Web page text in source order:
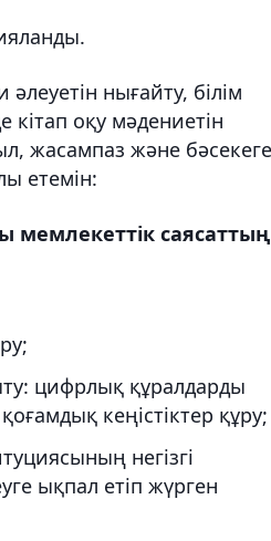
нығайту, білім
кітап оқу мәдениетін
жасампаз және бәсекеге
етемін:
мемлекеттік саясаттың
цифрлық құралдарды
кеңістіктер құру;
негізгі
ықпал етіп жүрген